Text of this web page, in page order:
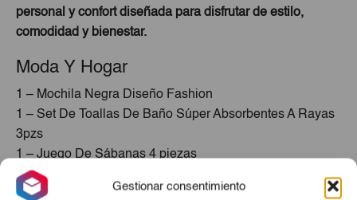
Gestionar consentimiento
personal y confort diseñada para disfrutar de estilo,
comodidad y bienestar.
Moda Y Hogar
1 – Mochila Negra Diseño Fashion
1 – Set De Toallas De Baño Súper Absorbentes A Rayas
3pzs
1 – Juego De Sábanas 4 piezas
Cuidado Personal